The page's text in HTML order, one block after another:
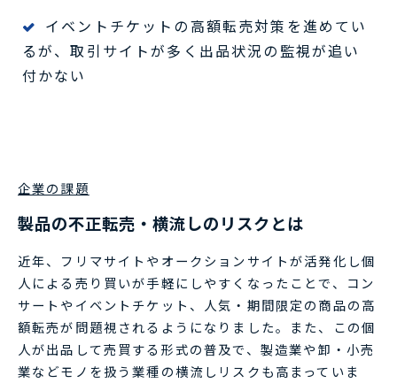
イベントチケットの高額転売対策を進めてい
るが、取引サイトが多く出品状況の監視が追い
付かない
企業の課題
製品の不正転売・横流しのリスクとは
近年、フリマサイトやオークションサイトが活発化し個
人による売り買いが手軽にしやすくなったことで、コン
サートやイベントチケット、人気・期間限定の商品の高
額転売が問題視されるようになりました。また、この個
人が出品して売買する形式の普及で、製造業や卸・小売
業などモノを扱う業種の横流しリスクも高まっていま